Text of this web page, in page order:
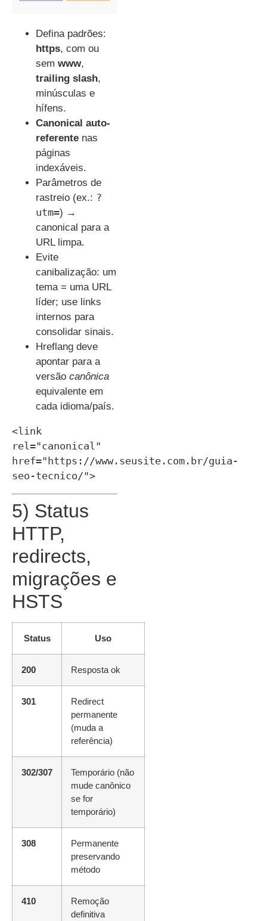
Defina padrões:
https, com ou
sem www,
trailing slash,
minúsculas e
hífens.
Canonical auto-
referente nas
páginas
indexáveis.
Parâmetros de
rastreio (ex.: ?
utm=) →
canonical para a
URL limpa.
Evite
canibalização: um
tema = uma URL
líder; use links
internos para
consolidar sinais.
Hreflang deve
apontar para a
versão canônica
equivalente em
cada idioma/país.
<link
rel="canonical"
href="https://www.seusite.com.br/guia-
seo-tecnico/">
5) Status
HTTP,
redirects,
migrações e
HSTS
Status Uso
200 Resposta ok
301
Redirect
permanente
(muda a
referência)
302/307
Temporário (não
mude canônico
se for
temporário)
308
Permanente
preservando
método
410
Remoção
definitiva